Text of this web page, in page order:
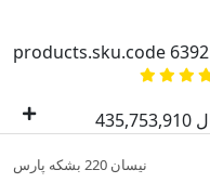
products.sku.code 6392
نیسان 220 بشکه پارس